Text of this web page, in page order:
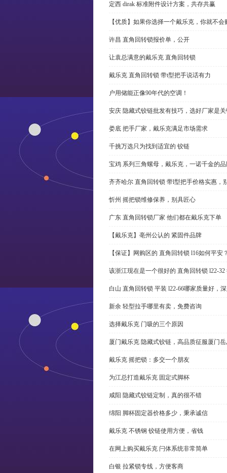
定西 dirak 标准附件设计方案，共存共赢
【优质】如果你选择一个戴乐克，你就不
许昌 直角回转锁报价单，公开
让袁总满意的戴乐克 直角回转锁
戴乐克 直角回转锁 带t型把手说话有力
户用储能正像90年代的空调！
安庆 隐藏式铰链批发有技巧，选好厂家是
娄底 把手厂家，戴乐克满足市场需求
千挑万选只为找到适宜的 铰链
宝鸡 系列三角螺母，戴乐克，一诺千金的
齐齐哈尔 直角回转锁 带l型把手价格实惠，
忻州 摇把锁维修保养，别具匠心
广东 直角回转锁厂家 他们都在戴乐克下单
【戴乐克】亳州公认的 紧固件品牌
【保证】网购区的 直角回转锁 l16如何平安
该浙江现在是一个很好的 直角回转锁 l22-
白山 直角回转锁 平装 l22-66哪家质量好，
新余 轻型拉手哪里有卖，免费咨询
选择戴乐克 门吸的三个原因
厦门戴乐克 隐藏式铰链，高品质征服厦门
戴乐克 摇把锁：多交一个朋友
为江总打造戴乐克 固定式脚杯
咸阳 隐藏式铰链定制，真的很不错
绵阳 脚杯固定器价格多少，秉承诚信
戴乐克 不锈钢 铰链使用方便，省钱
在网上购买戴乐克 闩体系统非常简单
白银 拉紧锁专线，方便客商